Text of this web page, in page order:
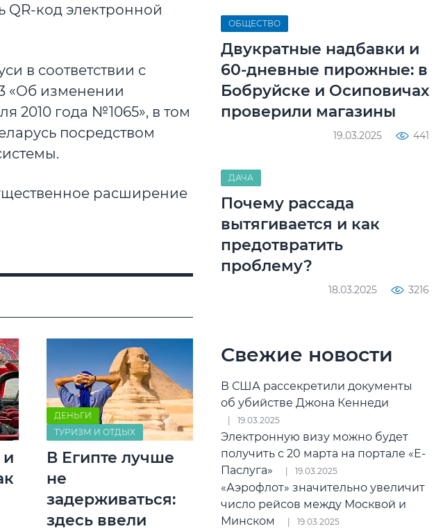
код электронной
в соответствии с
«Об изменении
2010 года №1065», в том
посредством
расширение
ДЕНЬГИ
ТУРИЗМ И ОТДЫХ
В Египте лучше
не
задерживаться:
здесь ввели
ОБЩЕСТВО
Двукратные надбавки и
60-дневные пирожные: в
Бобруйске и Осиповичах
проверили магазины
19.03.2025 441
ДАЧА
Почему рассада
вытягивается и как
предотвратить
проблему?
18.03.2025 3216
Свежие новости
В США рассекретили документы
об убийстве Джона Кеннеди
19.03.2025
Электронную визу можно будет
получить с 20 марта на портале «Е-
Паслуга»
19.03.2025
«Аэрофлот» значительно увеличит
число рейсов между Москвой и
Минском
19.03.2025